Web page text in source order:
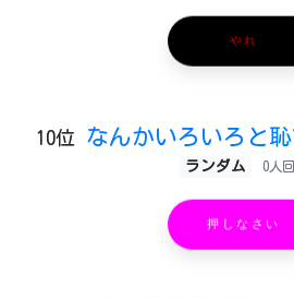
やれ
10位 なんかいろいろと
ランダム 0人
押しなさい